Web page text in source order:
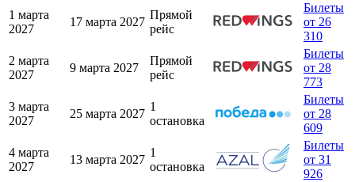
1 марта
2027
17 марта 2027
Прямой
рейс
Билеты
от 26
310
2 марта
2027
9 марта 2027
Прямой
рейс
Билеты
от 28
773
3 марта
2027
25 марта 2027
1
остановка
Билеты
от 28
609
4 марта
2027
13 марта 2027
1
остановка
Билеты
от 31
926